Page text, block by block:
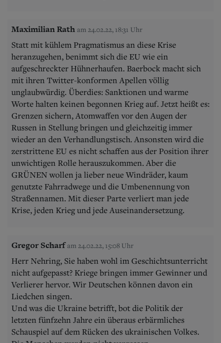
Maximilian Rath am 24.02.22, 18:31 Uhr
Statt mit kühlem Pragmatismus an diese Krise
heranzugehen, benimmt sich die EU wie ein
aufgeschreckter Hühnerhaufen. Baerbock macht sich
mit ihren Twitter-konformen Apellen völlig
unglaubwürdig. Überdies: Sanktionen und warme
Worte halten keinen begonnen Krieg auf. Jetzt heißt es:
Grenzen sichern, Atomwaffen vor den Augen der
Russen in Stellung bringen und gleichzeitig immer
wieder an den Verhandlungstisch. Ansonsten wird die
zerstrittene EU es nicht schaffen aus der Position ihrer
unwichtigen Rolle herauszukommen. Aber die
GRÜNEN wollen ja lieber neue Windräder, kaum
genutzte Fahrradwege und die Umbenennung von
Straßennamen. Mit dieser Parte verliert man jede
Krise, jeden Krieg und jede Auseinandersetzung.
Gregor Scharf am 24.02.22, 15:08 Uhr
Herr Nehring, Sie haben wohl im Geschichtsunterricht
nicht aufgepasst? Kriege bringen immer Gewinner und
Verlierer hervor. Wir Deutschen können davon ein
Liedchen singen.
Und was die Ukraine betrifft, bot die Politik der
letzten fünfzehn Jahre ein überaus erbärmliches
Schauspiel auf dem Rücken des ukrainischen Volkes.